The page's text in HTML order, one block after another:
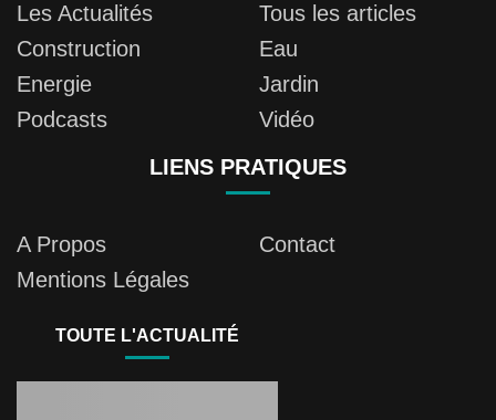
Les Actualités
Tous les articles
Construction
Eau
Energie
Jardin
Podcasts
Vidéo
LIENS PRATIQUES
A Propos
Contact
Mentions Légales
TOUTE L'ACTUALITÉ